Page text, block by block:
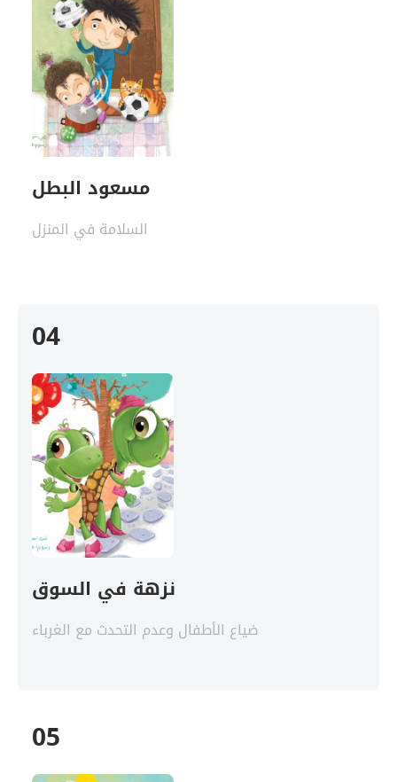
مسعود البطل
السلامة في المنزل
04
نزهة في السوق
ضياع الأطفال وعدم التحدث مع الغرباء
05